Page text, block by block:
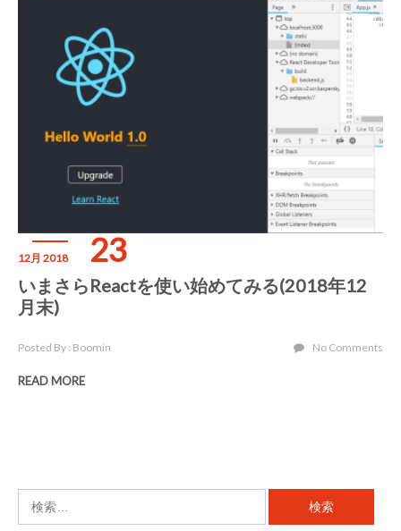
12月 2018 23
いまさらReactを使い始めてみる(2018年12
月末)
Posted By : Boomin No Comments
READ MORE
索: